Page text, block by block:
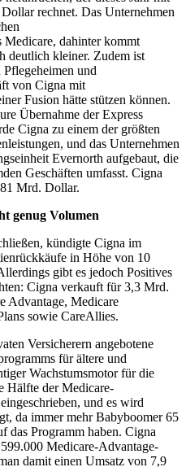
rechnet. Das Unternehmen
Medicare, dahinter kommt
deutlich kleiner. Zudem ist
und
von Cigna mit
Fusion hätte stützen können.
Übernahme der Express
Cigna zu einem der größten
und das Unternehmen
Evernorth aufgebaut, die
Geschäften umfasst. Cigna
Mrd. Dollar.
genug Volumen
kündigte Cigna im
in Höhe von 10
gibt es jedoch Positives
Cigna verkauft für 3,3 Mrd.
Advantage, Medicare
sowie CareAllies.
Versicherern angebotene
für ältere und
Wachstumsmotor für die
Hälfte der Medicare-
und es wird
da immer mehr Babyboomer 65
das Programm haben. Cigna
Medicare-Advantage-
damit einen Umsatz von 7,9